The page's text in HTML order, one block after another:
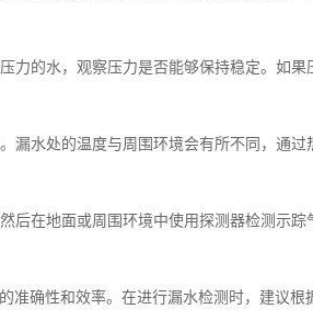
力的水，观察压力是否能够保持稳定。如
漏水处的温度与周围环境会有所不同，通过
后在地面或周围环境中使用探测器检测示
准确性和效率。在进行漏水检测时，建议根